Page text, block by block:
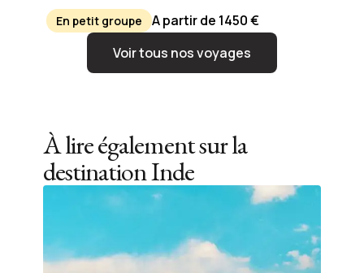
En petit groupe
A partir de 1450 €
Voir tous nos voyages
À lire également sur la
destinationInde